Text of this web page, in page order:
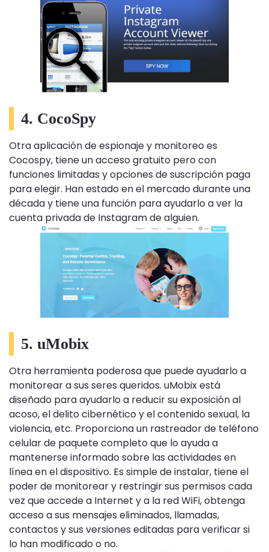
4. CocoSpy
Otra aplicación de espionaje y monitoreo es
Cocospy, tiene un acceso gratuito pero con
funciones limitadas y opciones de suscripción paga
para elegir. Han estado en el mercado durante una
década y tiene una función para ayudarlo a ver la
cuenta privada de Instagram de alguien.
5. uMobix
Otra herramienta poderosa que puede ayudarlo a
monitorear a sus seres queridos. uMobix está
diseñado para ayudarlo a reducir su exposición al
acoso, el delito cibernético y el contenido sexual, la
violencia, etc. Proporciona un rastreador de teléfono
celular de paquete completo que lo ayuda a
mantenerse informado sobre las actividades en
línea en el dispositivo. Es simple de instalar, tiene el
poder de monitorear y restringir sus permisos cada
vez que accede a Internet y a la red WiFi, obtenga
acceso a sus mensajes eliminados, llamadas,
contactos y sus versiones editadas para verificar si
lo han modificado o no.